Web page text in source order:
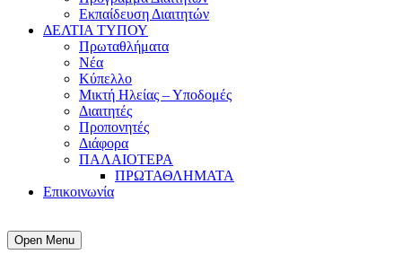
Εκπαίδευση Διαιτητών
ΔΕΛΤΙΑ ΤΥΠΟΥ
Πρωταθλήματα
Νέα
Κύπελλο
Μικτή Ηλείας – Υποδομές
Διαιτητές
Προπονητές
Διάφορα
ΠΑΛΑΙΟΤΕΡΑ
ΠΡΩΤΑΘΛΗΜΑΤΑ
Επικοινωνία
Open Menu